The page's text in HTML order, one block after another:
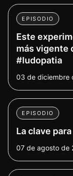
EPISODIO
Este
más vigente
#ludopatia
03 de diciembre
EPISODIO
La clave
07 de agosto de